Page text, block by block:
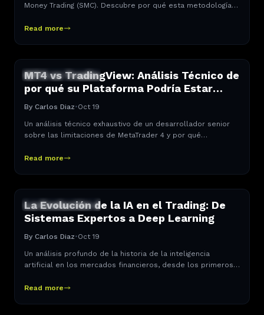
Money Trading (SMC). Descubre por qué esta metodología
identificar estafas de trading.
Read more
GESTIÓN DE RIESGO
MT4 vs TradingView: Análisis Técnico de
por qué su Plataforma Podría Estar
By Carlos Diaz•Oct 19
Un análisis técnico exhaustivo de un desarrollador senior
sobre las limitaciones de MetaTrader 4 y por qué
trader moderno.
Read more
GESTIÓN DE RIESGO
La Evolución de la IA en el Trading: De
Sistemas Expertos a Deep Learning
By Carlos Diaz•Oct 19
Un análisis profundo de la historia de la inteligencia
artificial en los mercados financieros, desde los primeros
profundas que dominan hoy.
Read more